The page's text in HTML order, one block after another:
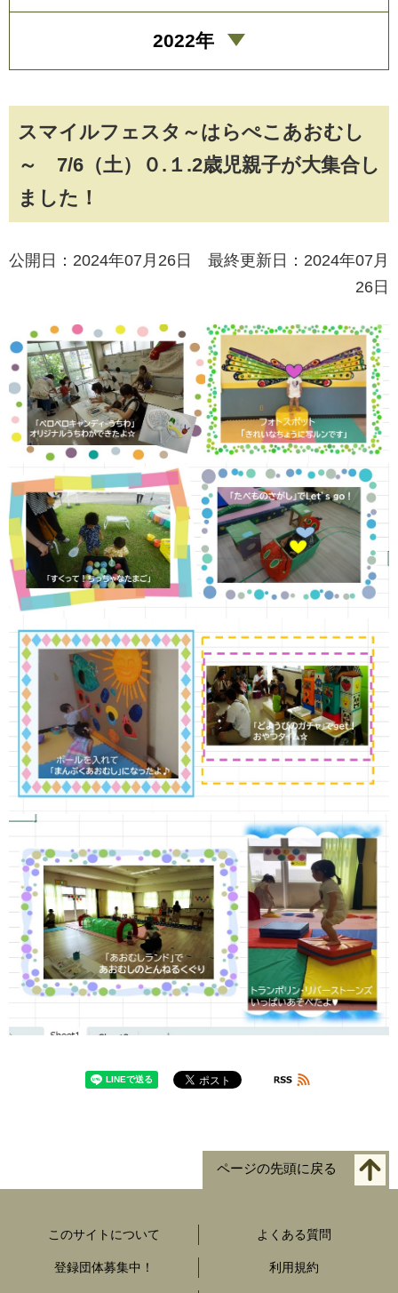
スマイルフェスタ～はらぺこあおむし
～ 7/6（土）０.１.2歳児親子が大集合し
ました！
公開日：2024年07月26日 最終更新日：2024年07月
26日
2022年
ページの先頭に戻る
このサイトについて よくある質問
登録団体募集中！ 利用規約